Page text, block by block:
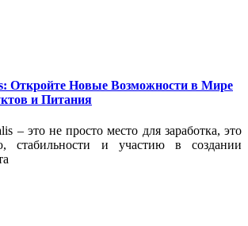
Откройте Новые Возможности в Мире
и Питания
– это не просто место для заработка, это
стабильности и участию в создании